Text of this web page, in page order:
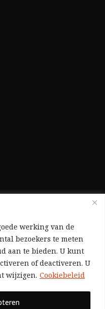
werking van de
bezoekers te meten
aan te bieden. U kunt
of deactiveren. U
wijzigen. Cookiebeleid
gefinancierd zijn
sponsors), zijn we
uitsluitend
steun van onze